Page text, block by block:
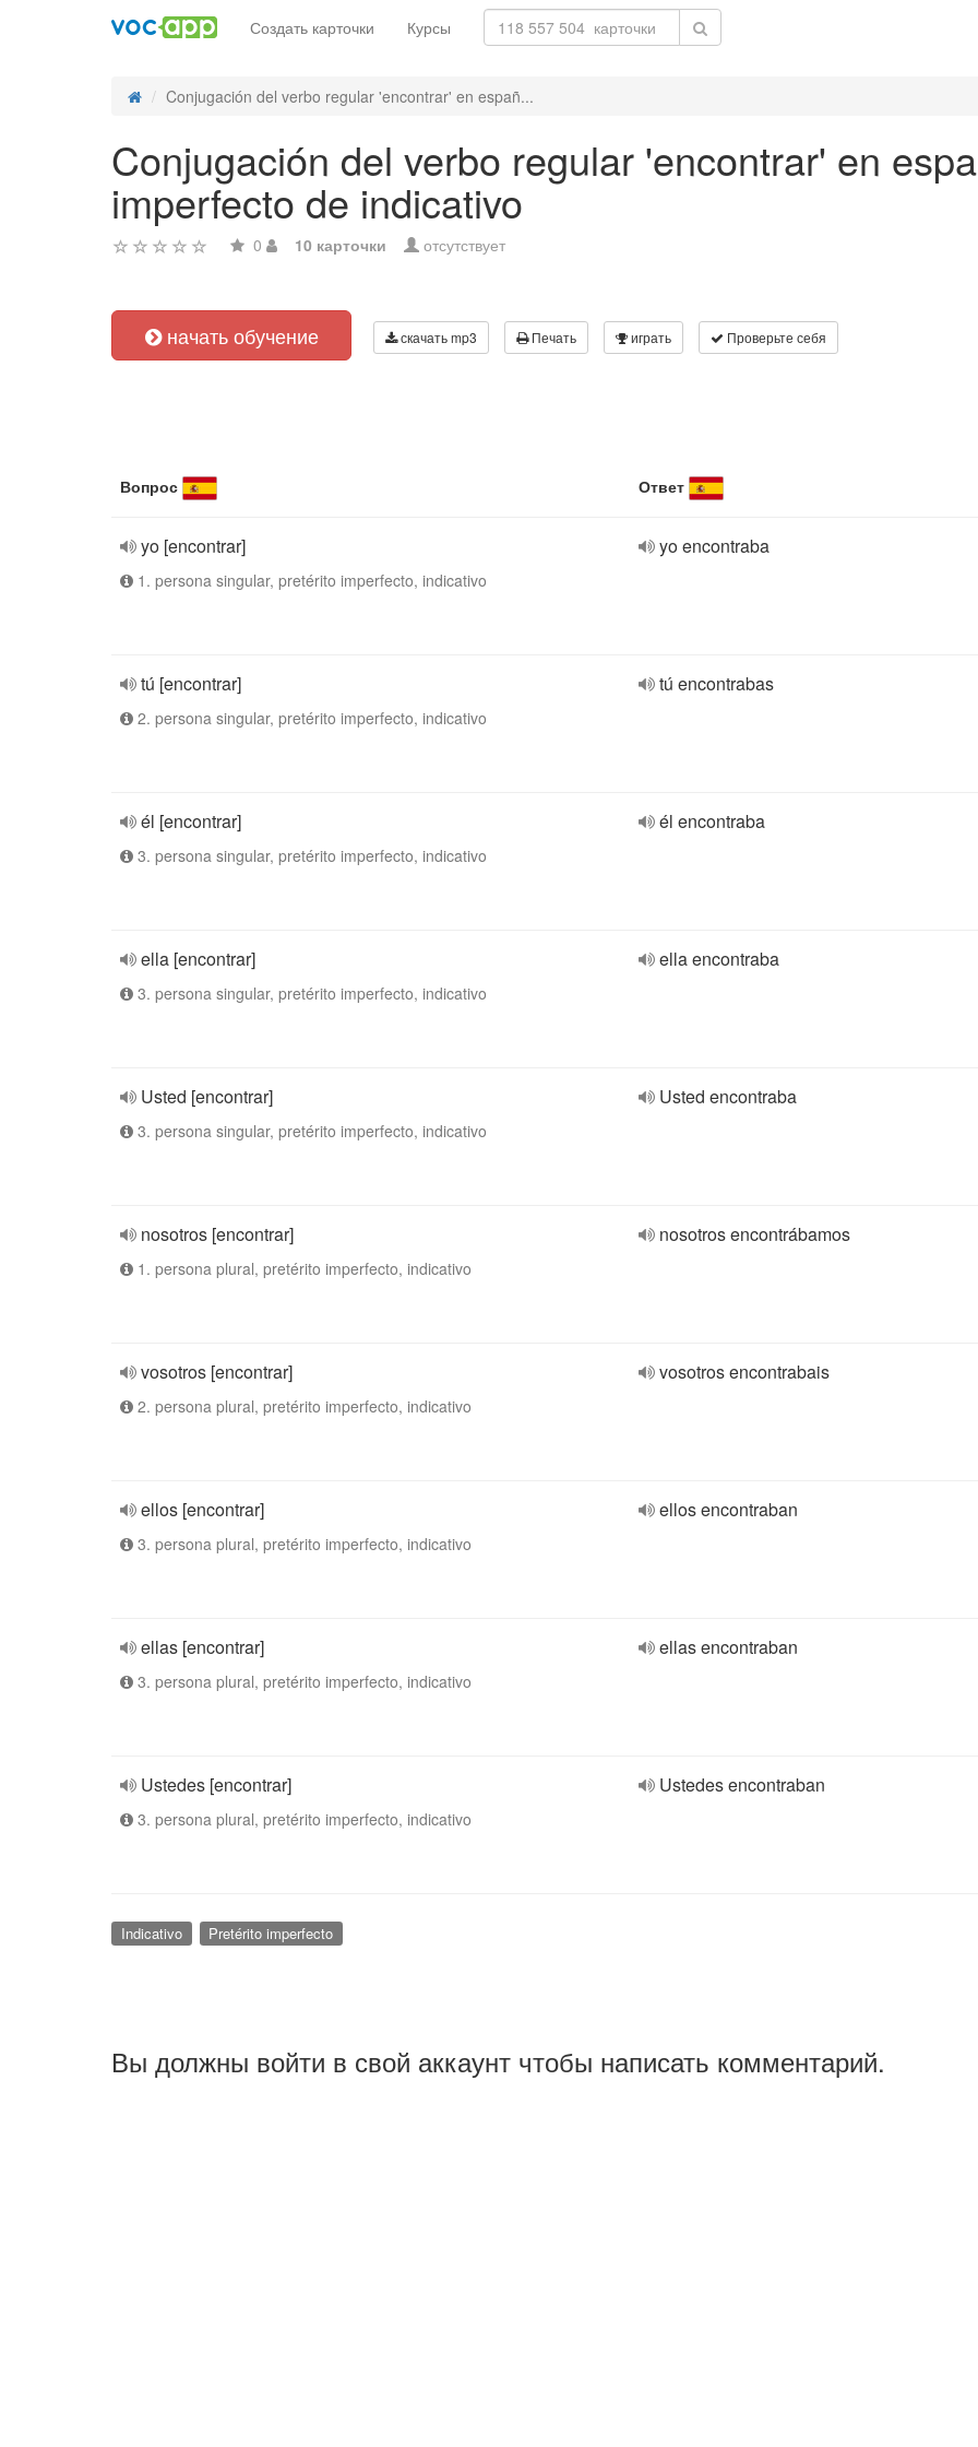
Создать карточки Курсы
Conjugación del verbo regular 'encontrar' en españ...
Conjugación del verbo regular 'encontrar' en
imperfecto de indicativo
0 10 карточки отсутствует
начать обучение скачать mp3 Печать играть Проверьте себя
Вопрос Ответ
yo [encontrar]
1. persona singular, pretérito imperfecto, indicativo
yo encontraba
tú [encontrar]
2. persona singular, pretérito imperfecto, indicativo
tú encontrabas
él [encontrar]
3. persona singular, pretérito imperfecto, indicativo
él encontraba
ella [encontrar]
3. persona singular, pretérito imperfecto, indicativo
ella encontraba
Usted [encontrar]
3. persona singular, pretérito imperfecto, indicativo
Usted encontraba
nosotros [encontrar]
1. persona plural, pretérito imperfecto, indicativo
nosotros encontrábamos
vosotros [encontrar]
2. persona plural, pretérito imperfecto, indicativo
vosotros encontrabais
ellos [encontrar]
3. persona plural, pretérito imperfecto, indicativo
ellos encontraban
ellas [encontrar]
3. persona plural, pretérito imperfecto, indicativo
ellas encontraban
Ustedes [encontrar]
3. persona plural, pretérito imperfecto, indicativo
Ustedes encontraban
Indicativo Pretérito imperfecto
Вы должны войти в свой аккаунт чтобы написать комментарий.